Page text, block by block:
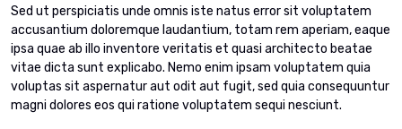
Sed ut perspiciatis unde omnis iste natus error sit voluptatem
accusantium doloremque laudantium, totam rem aperiam, eaque
ipsa quae ab illo inventore veritatis et quasi architecto beatae
vitae dicta sunt explicabo. Nemo enim ipsam voluptatem quia
voluptas sit aspernatur aut odit aut fugit, sed quia consequuntur
magni dolores eos qui ratione voluptatem sequi nesciunt.